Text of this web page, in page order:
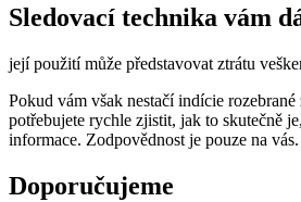
Sledovací technika vám
její použití může představovat ztrátu
Pokud vám však nestačí indície
potřebujete rychle zjistit, jak to skutečně
informace. Zodpovědnost je pouze na vás.
Doporučujeme